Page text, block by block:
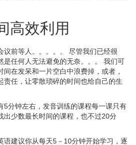
高效利用
议前等人。。。。。 尽管我们已经很
是任何人无法避免的无奈。。。 我们可
间在发呆和一片空白中浪费掉，或者，
责任，让零散琐碎的时间也给自己的生
5分钟左右，发音训练的课程每一课只有
出少数最长时间的课程，也不过20分
语建议你从每天5－10分钟开始学习，逐